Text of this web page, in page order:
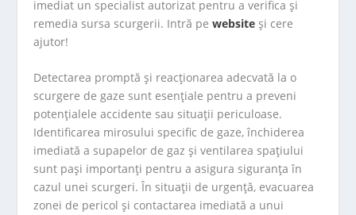
imediat un specialist autorizat pentru a verifica și
remedia sursa scurgerii. Intră pewebsite și cere
ajutor!
Detectarea promptă și reacționarea adecvată la o
scurgere de gaze sunt esențiale pentru a preveni
potențialele accidente sau situații periculoase.
Identificarea mirosului specific de gaze, închiderea
imediată a supapelor de gaz și ventilarea spațiului
sunt pași importanți pentru a asigura siguranța în
cazul unei scurgeri. În situații de urgență, evacuarea
zonei de pericol și contactarea imediată a unui